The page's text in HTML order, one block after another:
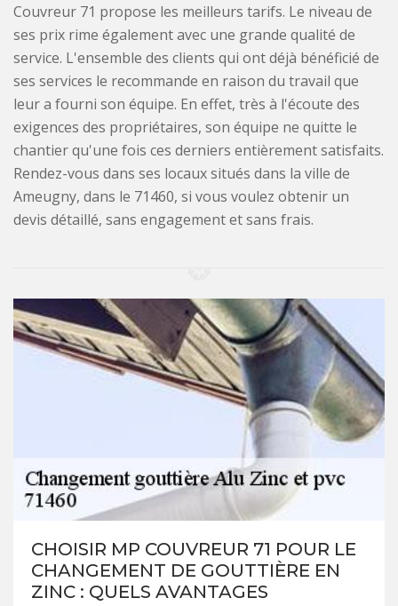
Couvreur 71 propose les meilleurs tarifs. Le niveau de
ses prix rime également avec une grande qualité de
service. L'ensemble des clients qui ont déjà bénéficié de
ses services le recommande en raison du travail que
leur a fourni son équipe. En effet, très à l'écoute des
exigences des propriétaires, son équipe ne quitte le
chantier qu'une fois ces derniers entièrement satisfaits.
Rendez-vous dans ses locaux situés dans la ville de
Ameugny, dans le 71460, si vous voulez obtenir un
devis détaillé, sans engagement et sans frais.
CHOISIR MP COUVREUR 71 POUR LE
CHANGEMENT DE GOUTTIÈRE EN
ZINC : QUELS AVANTAGES